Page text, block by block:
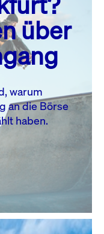
SA. SO.
1
2
8
22
23
über
warum
an die Börse
haben.